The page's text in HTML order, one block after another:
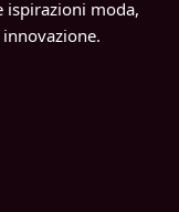
ispirazioni moda,